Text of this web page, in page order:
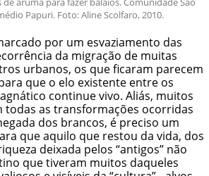
Papuri. Foto: Aline Scolfaro, 2010.
por um esvaziamento das
da migração de muitas
urbanos, os que ficaram parecem
que o elo existente entre os
continue vivo. Aliás, muitos
todas as transformações ocorridas
dos brancos, é preciso um
que aquilo que restou da vida, dos
deixada pelos “antigos” não
que tiveram muitos daqueles